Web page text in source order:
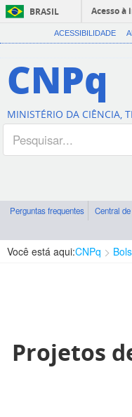
BRASIL
Acesso à
ACESSIBILIDADE
CNPq
MINISTÉRIO DA CIÊNCIA,
Perguntas frequentes Central
Você está aqui:CNPq
Projetos